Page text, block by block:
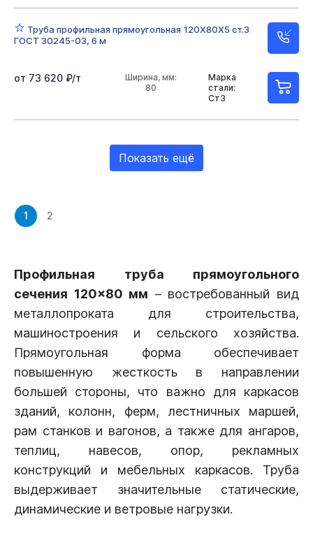
Труба профильная прямоугольная 120Х80Х5 ст.3
ГОСТ 30245-03, 6 м
Марка
стали:
Ст3
Ширина, мм:
80
от 73 620 ₽/т
Показать ещё
1 2
Профильная труба прямоугольного
сечения 120×80 мм – востребованный вид
металлопроката для строительства,
машиностроения и сельского хозяйства.
Прямоугольная форма обеспечивает
повышенную жесткость в направлении
большей стороны, что важно для каркасов
зданий, колонн, ферм, лестничных маршей,
рам станков и вагонов, а также для ангаров,
теплиц, навесов, опор, рекламных
конструкций и мебельных каркасов. Труба
выдерживает значительные статические,
динамические и ветровые нагрузки.